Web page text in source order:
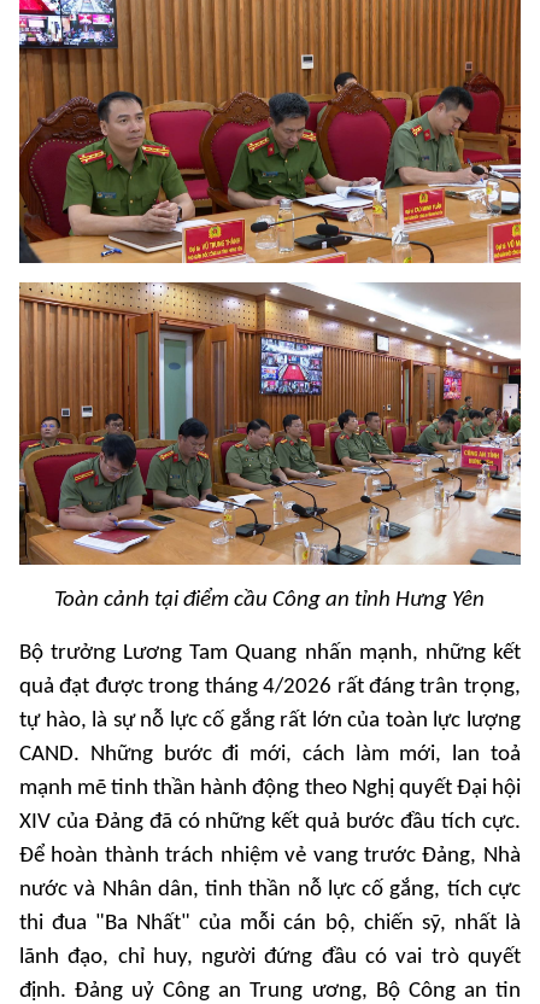
Toàn cảnh tại điểm cầu Công an tỉnh Hưng Yên
Bộ trưởng Lương Tam Quang nhấn mạnh, những kết
quả đạt được trong tháng 4/2026 rất đáng trân trọng,
tự hào, là sự nỗ lực cố gắng rất lớn của toàn lực lượng
CAND. Những bước đi mới, cách làm mới, lan toả
mạnh mẽ tinh thần hành động theo Nghị quyết Đại hội
XIV của Đảng đã có những kết quả bước đầu tích cực.
Để hoàn thành trách nhiệm vẻ vang trước Đảng, Nhà
nước và Nhân dân, tinh thần nỗ lực cố gắng, tích cực
thi đua "Ba Nhất" của mỗi cán bộ, chiến sỹ, nhất là
lãnh đạo, chỉ huy, người đứng đầu có vai trò quyết
định. Đảng uỷ Công an Trung ương, Bộ Công an tin